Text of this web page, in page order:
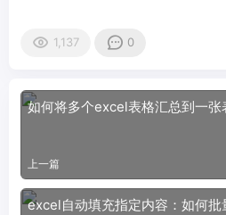
1,137 0
如何将多个excel表格汇总到一张
上一篇
excel自动填充指定内容：如何